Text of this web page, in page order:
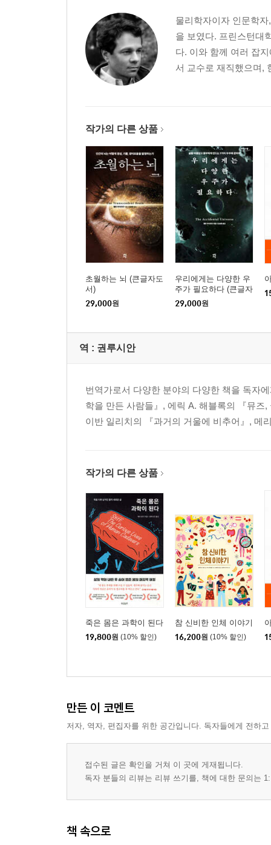
인터루드
1905년 6월 2일
1905년 6월 3일
1905년 6월 5일
1905년 6월 9일
1905년 6월 15일
1905년 6월 17일
인터루드
1905년 6월 18일
1905년 6월 20일
1905년 6월 22일
1905년 6월 25일
1905년 6월 27일
1905년 6월 28일
에필로그
옮긴이의 말
물리학자이자 인문학
을 보였다. 프린스턴대
다. 이와 함께 여러 잡
서 교수로 재직했으며,
작가의 다른 상품
초월하는 뇌 (큰글자도
서)
29,000원
우리에게는 다양한 우
주가 필요하다 (큰글자
도서)
29,000원
역 : 권루시안
번역가로서 다양한 분야의 다양한 책을 독자
학을 만든 사람들』, 에릭 A. 해블록의 『뮤즈
이반 일리치의 『과거의 거울에 비추어』, 메
작가의 다른 상품
죽은 몸은 과학이 된다
19,800원 (10% 할인)
참 신비한 인체 이야기
16,200원 (10% 할인)
만든 이 코멘트
저자, 역자, 편집자를 위한 공간입니다. 독자들에게 전하
접수된 글은 확인을 거쳐 이 곳에 게재됩니다.
독자 분들의 리뷰는 리뷰 쓰기를, 책에 대한 문의는
책 속으로